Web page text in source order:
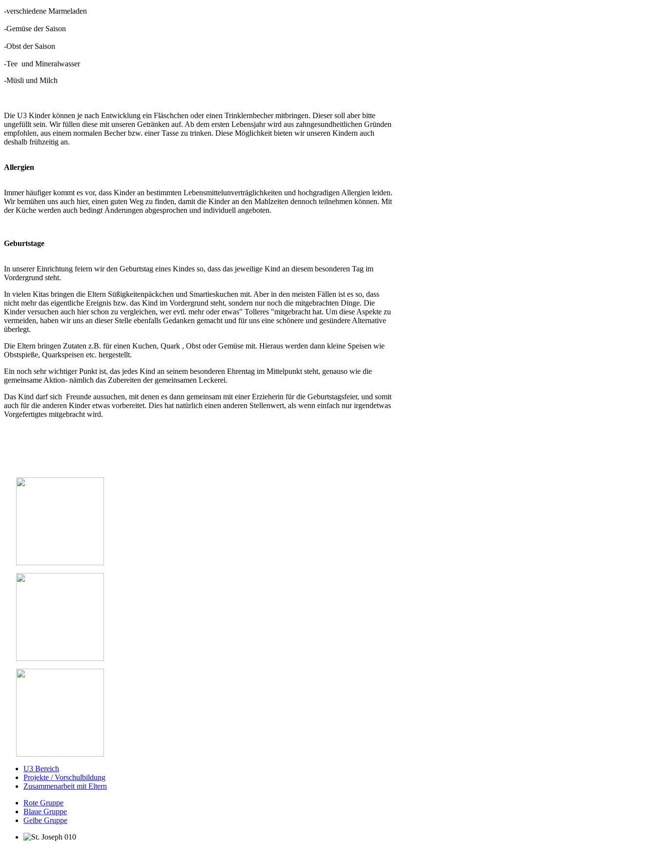
-verschiedene Marmeladen
-Gemüse der Saison
-Obst der Saison
-Tee und Mineralwasser
-Müsli und Milch
Die U3 Kinder können je nach Entwicklung ein Fläschchen oder einen Trinklernbecher mitbringen. Dieser soll aber bitte
ungefüllt sein. Wir füllen diese mit unseren Getränken auf. Ab dem ersten Lebensjahr wird aus zahngesundheitlichen Gründen
empfohlen, aus einem normalen Becher bzw. einer Tasse zu trinken. Diese Möglichkeit bieten wir unseren Kindern auch
deshalb frühzeitig an.
Allergien
Immer häufiger kommt es vor, dass Kinder an bestimmten Lebensmittelunverträglichkeiten und hochgradigen Allergien leiden.
Wir bemühen uns auch hier, einen guten Weg zu finden, damit die Kinder an den Mahlzeiten dennoch teilnehmen können. Mit
der Küche werden auch bedingt Änderungen abgesprochen und individuell angeboten.
Geburtstage
In unserer Einrichtung feiern wir den Geburtstag eines Kindes so, dass das jeweilige Kind an diesem besonderen Tag im
Vordergrund steht.
In vielen Kitas bringen die Eltern Süßigkeitenpäckchen und Smartieskuchen mit. Aber in den meisten Fällen ist es so, dass
nicht mehr das eigentliche Ereignis bzw. das Kind im Vordergrund steht, sondern nur noch die mitgebrachten Dinge. Die
Kinder versuchen auch hier schon zu vergleichen, wer evtl. mehr oder etwas" Tolleres "mitgebracht hat. Um diese Aspekte zu
vermeiden, haben wir uns an dieser Stelle ebenfalls Gedanken gemacht und für uns eine schönere und gesündere Alternative
überlegt.
Die Eltern bringen Zutaten z.B. für einen Kuchen, Quark , Obst oder Gemüse mit. Hieraus werden dann kleine Speisen wie
Obstspieße, Quarkspeisen etc. hergestellt.
Ein noch sehr wichtiger Punkt ist, das jedes Kind an seinem besonderen Ehrentag im Mittelpunkt steht, genauso wie die
gemeinsame Aktion- nämlich das Zubereiten der gemeinsamen Leckerei.
Das Kind darf sich Freunde aussuchen, mit denen es dann gemeinsam mit einer Erzieherin für die Geburtstagsfeier, und somit
auch für die anderen Kinder etwas vorbereitet. Dies hat natürlich einen anderen Stellenwert, als wenn einfach nur irgendetwas
Vorgefertigtes mitgebracht wird.
U3 Bereich
Projekte / Vorschulbildung
Zusammenarbeit mit Eltern
Rote Gruppe
Blaue Gruppe
Gelbe Gruppe